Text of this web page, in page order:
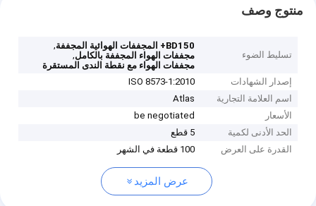
منتوج وصف
تسليط الضوء
BD150+ المجففات الهوائية المجففة
,
مجففات الهواء المجففة بالكامل,
مجففات الهواء مع نقطة الندى المستقرة
إصدار الشهادات
ISO 8573-1:2010
اسم العلامة التجارية
Atlas
الأسعار
be negotiated
الحد الأدنى لكمية
5 قطع
القدرة على العرض
100 قطعة في الشهر
عرض المزيد